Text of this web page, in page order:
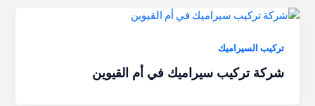
تركيب السيراميك
شركة تركيب سيراميك في أم القيوين